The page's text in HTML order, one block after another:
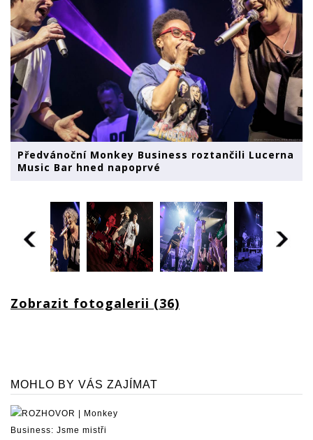
Předvánoční Monkey Business roztančili Lucerna
Music Bar hned napoprvé
Zobrazit fotogalerii (36)
MOHLO BY VÁS ZAJÍMAT